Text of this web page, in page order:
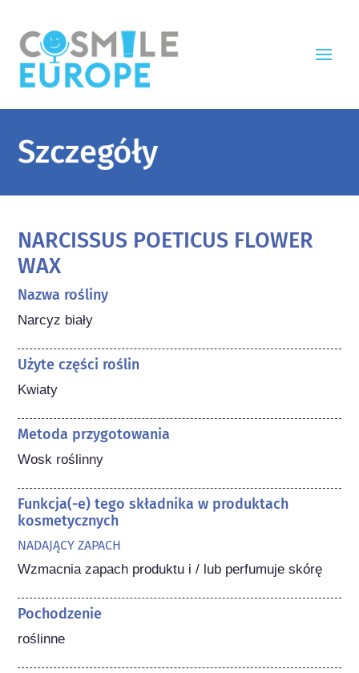
Szczegóły
NARCISSUS POETICUS FLOWER
WAX
Nazwa rośliny
Narcyz biały
Użyte części roślin
Kwiaty
Metoda przygotowania
Wosk roślinny
Funkcja(-e) tego składnika w produktach
kosmetycznych
NADAJĄCY ZAPACH
Wzmacnia zapach produktu i / lub perfumuje skórę
Pochodzenie
roślinne